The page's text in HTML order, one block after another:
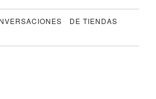
DE TIENDAS